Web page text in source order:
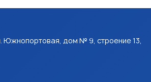
Южнопортовая, дом № 9, строение 13,